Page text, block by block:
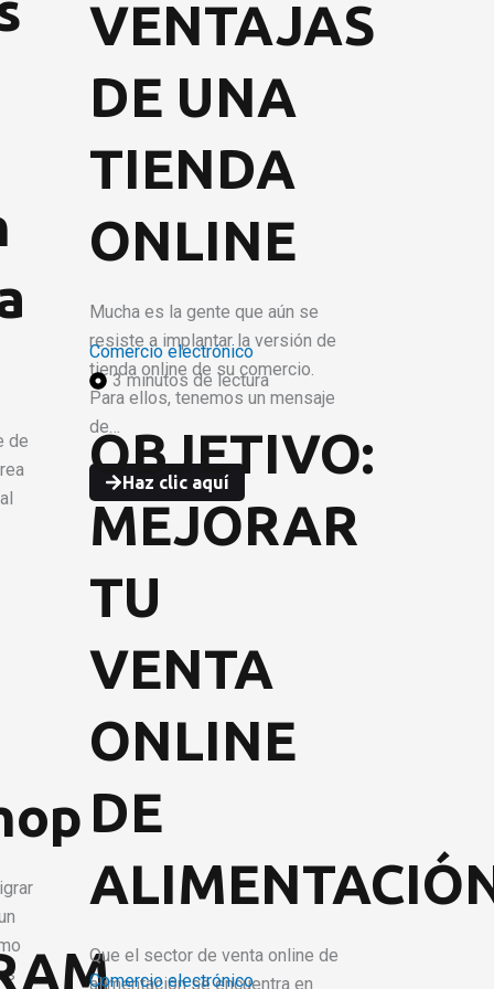
de
VENTAJAS
DE UNA
TIENDA
ONLINE
Mucha es la gente que aún se
resiste a implantar la versión de
tienda online de su comercio.
Para ellos, tenemos un mensaje
de…
Haz clic aquí
Comercio electrónico
3 minutos de lectura
OBJETIVO:
MEJORAR
TU
VENTA
ONLINE
DE
Que el sector de venta online de
alimentación se encuentra en
Comercio electrónico